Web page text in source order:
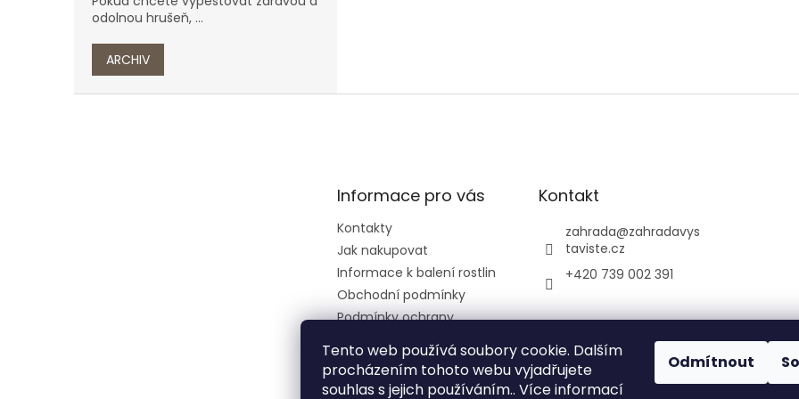
Tento web používá soubory cookie. Dalším
procházením tohoto webu vyjadřujete
souhlas s jejich používáním.. Více informací
Odmítnout
odolnou hrušeň, ...
ARCHIV
Informace pro vás
Kontakty
Jak nakupovat
Informace k balení rostlin
Obchodní podmínky
Podmínky ochrany
Ústřední kontrolní a
zkušební ústav
zemědělský
Kontakt
zahrada@zahradavys
taviste.cz
+420 739 002 391